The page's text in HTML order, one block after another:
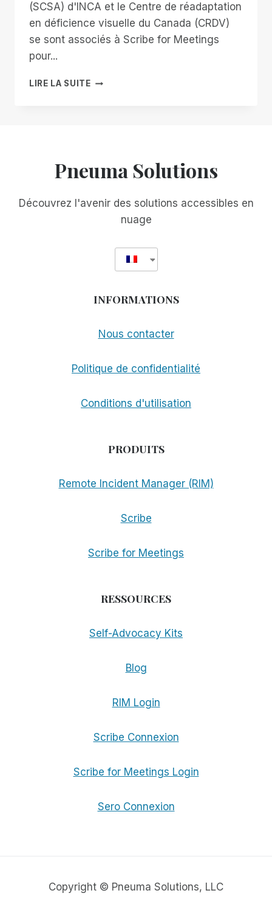
(SCSA) d'INCA et le Centre de réadaptation
en déficience visuelle du Canada (CRDV)
se sont associés à Scribe for Meetings
pour...
LIRE LA SUITEDES
MEETINGS
L'ACCESSIBILITÉ
Pneuma Solutions
Découvrez l'avenir des solutions accessibles en
nuage
INFORMATIONS
Nous contacter
Politique de confidentialité
Conditions d'utilisation
PRODUITS
Remote Incident Manager (RIM)
Scribe
Scribe for Meetings
RESSOURCES
Self-Advocacy Kits
Blog
RIM Login
Scribe Connexion
Scribe for Meetings Login
Sero Connexion
Copyright © Pneuma Solutions, LLC